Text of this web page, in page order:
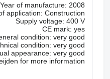
Year of manufacture: 2008
application: Construction
Supply voltage: 400 V
CE mark: yes
condition: very good
condition: very good
appearance: very good
for more information